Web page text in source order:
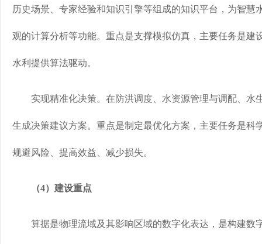
历史场景、专家经验和知识引擎等组成的知识平台，为智慧
观的计算分析等功能。重点是支撑模拟仿真，主要任务是建
水利提供算法驱动。
实现精准化决策。在防洪调度、水资源管理与调配、水
生成决策建议方案。重点是制定最优化方案，主要任务是科
规避风险、提高效益、减少损失。
（4）建设重点
算据是物理流域及其影响区域的数字化表达，是构建数